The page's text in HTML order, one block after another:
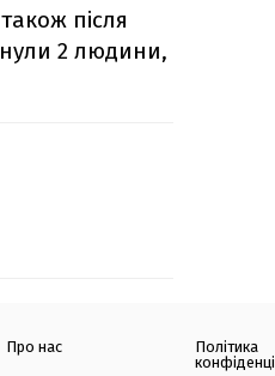
після
2 людини,
Про нас
Політика